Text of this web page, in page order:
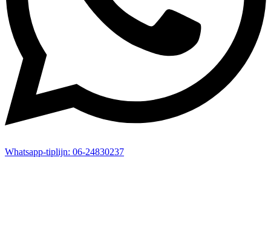
Whatsapp-tiplijn: 06-24830237